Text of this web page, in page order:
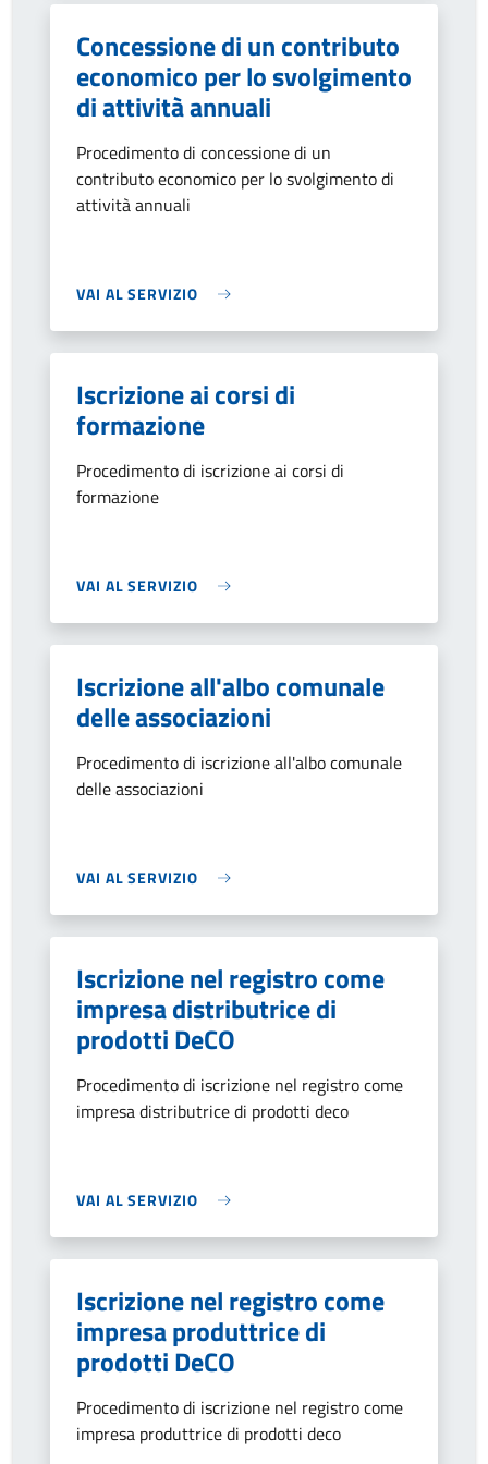
Concessione di un contributo
economico per lo svolgimento
di attività annuali
Procedimento di concessione di un
contributo economico per lo svolgimento di
attività annuali
VAI AL SERVIZIO
Iscrizione ai corsi di
formazione
Procedimento di iscrizione ai corsi di
formazione
VAI AL SERVIZIO
Iscrizione all'albo comunale
delle associazioni
Procedimento di iscrizione all'albo comunale
delle associazioni
VAI AL SERVIZIO
Iscrizione nel registro come
impresa distributrice di
prodotti DeCO
Procedimento di iscrizione nel registro come
impresa distributrice di prodotti deco
VAI AL SERVIZIO
Iscrizione nel registro come
impresa produttrice di
prodotti DeCO
Procedimento di iscrizione nel registro come
impresa produttrice di prodotti deco